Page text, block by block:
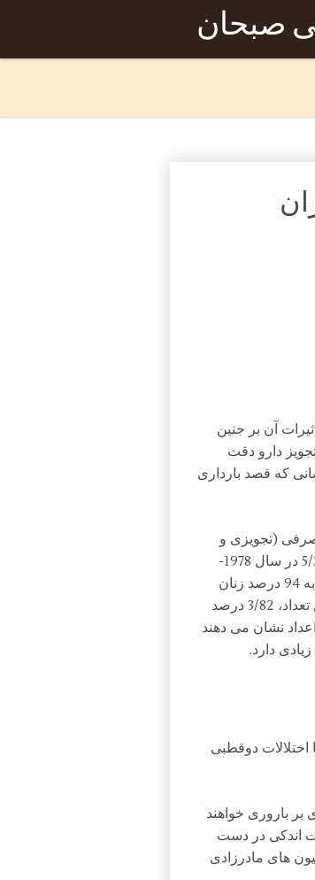
صبحان
آن بر جنین
دارو دقت
که قصد بارداری
(تجویزی و
از 5/2 در سال 1978-
1976 به 2/4 در سال 2008-2006 رسیده است. در سال 2008، نزدیک به 94 درصد زنان
حداقل یک دارو در طول تریمستر اول بارداری، استفاده کرده اند. از این تعداد، 3/82 درصد
اند. این اعداد نشان می دهند
دارد.
اختلالات دوقطبی
بر باروری خواهند
اندکی در دست
های مادرزادی